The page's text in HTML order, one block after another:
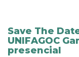
Save The
UNIFAGOC
presencial